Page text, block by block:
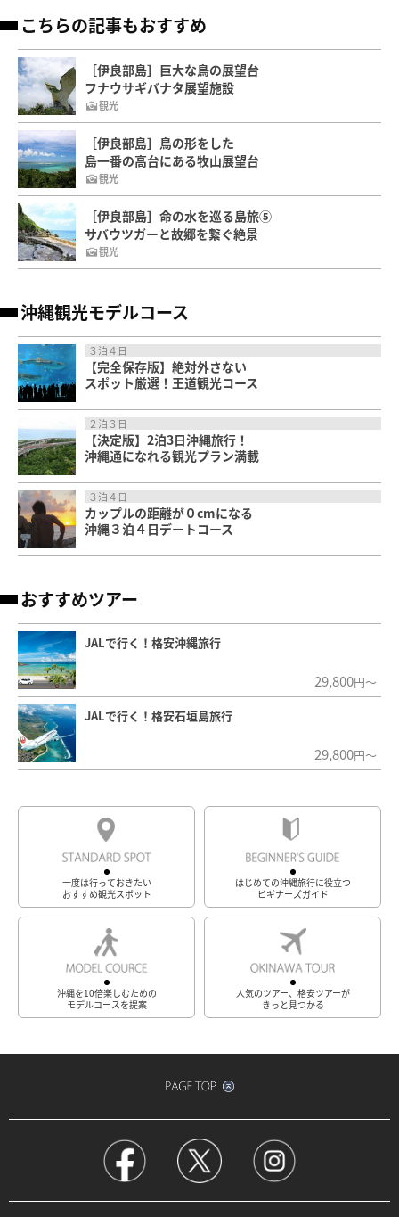
こちらの記事もおすすめ
［伊良部島］巨大な鳥の展望台
フナウサギバナタ展望施設
観光
［伊良部島］鳥の形をした
島一番の高台にある牧山展望台
観光
［伊良部島］命の水を巡る島旅⑤
サバウツガーと故郷を繋ぐ絶景
観光
沖縄観光モデルコース
３泊４日
【完全保存版】絶対外さない
スポット厳選！王道観光コース
２泊３日
【決定版】2泊3日沖縄旅行！
沖縄通になれる観光プラン満載
３泊４日
カップルの距離が０cmになる
沖縄３泊４日デートコース
おすすめツアー
JALで行く！格安沖縄旅行
29,800円～
JALで行く！格安石垣島旅行
29,800円～
一度は行っておきたい
おすすめ観光スポット
はじめての沖縄旅行に役立つ
ビギナーズガイド
沖縄を10倍楽しむための
モデルコースを提案
人気のツアー、格安ツアーが
きっと見つかる